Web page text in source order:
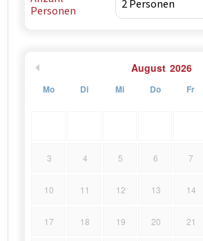
Personen
August 2026
Mo Di Mi Do Fr
3 4 5 6 7
10 11 12 13 14
17 18 19 20 21